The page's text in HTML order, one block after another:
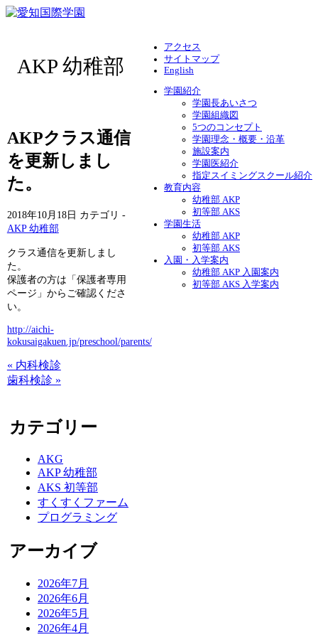
アクセス
サイトマップ
English
学園紹介
学園長あいさつ
学園組織図
5つのコンセプト
学園理念・概要・沿革
施設案内
学園医紹介
指定スイミングスクール紹介
教育内容
幼稚部 AKP
初等部 AKS
学園生活
幼稚部 AKP
初等部 AKS
入園・入学案内
幼稚部 AKP 入園案内
初等部 AKS 入学案内
AKP 幼稚部
AKPクラス通信
を更新しまし
た。
2018年10月18日 カテゴリ -
AKP 幼稚部
クラス通信を更新しまし
た。
保護者の方は「保護者専用
ページ」からご確認くださ
い。
http://aichi-
kokusaigakuen.jp/preschool/parents/
« 内科検診
歯科検診 »
カテゴリー
AKG
AKP 幼稚部
AKS 初等部
すくすくファーム
プログラミング
アーカイブ
2026年7月
2026年6月
2026年5月
2026年4月